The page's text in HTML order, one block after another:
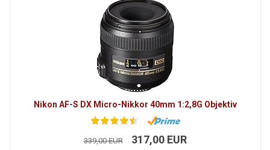
Nikon AF-S DX Micro-Nikkor 40mm 1:2,8G Objektiv
339,00 EUR 317,00 EUR